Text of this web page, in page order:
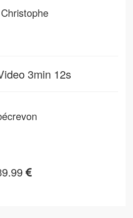
3min 12s